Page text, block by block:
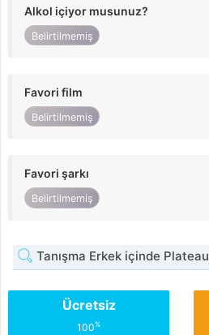
Alkol içiyor musunuz?
Belirtilmemiş
Favori film
Belirtilmemiş
Favori şarkı
Belirtilmemiş
Tanışma Erkek içinde Plateau
Ücretsiz
100%